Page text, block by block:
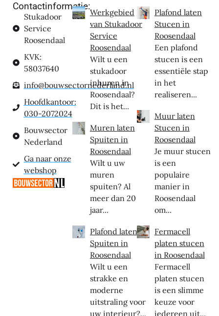
Contactinformatie:
Stukadoor
Service
Roosendaal
KVK:
58037640
info@bouwsectornederland.nl
Hoofdkantoor:
030-2072024
Bouwsector
Nederland
Ga naar onze
webshop
Werkgebied
van Stukadoor
Service
Roosendaal
Wilt u een
stukadoor
inhuren in
Roosendaal?
Dit is het...
Muren laten
Spuiten in
Roosendaal
Wilt u uw
muren
spuiten? Al
meer dan 20
jaar...
Plafond laten
Spuiten in
Roosendaal
Wilt u een
strakke en
moderne
uitstraling voor
uw interieur?...
Plafond laten
Stucen in
Roosendaal
Een plafond
stucen is een
essentiële stap
in het
realiseren...
Muur laten
Stucen in
Roosendaal
Je muur stucen
is een
populaire
manier in
Roosendaal
om...
Fermacell
platen stucen
in Roosendaal
Fermacell
platen stucen
is een slimme
keuze voor
iedereen uit...